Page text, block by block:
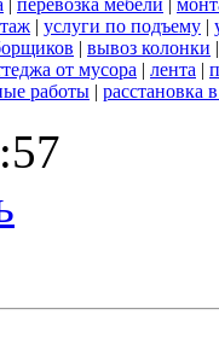
| услуги по подъему |
| вывоз колонки
от мусора | лента |
работы | расстановка